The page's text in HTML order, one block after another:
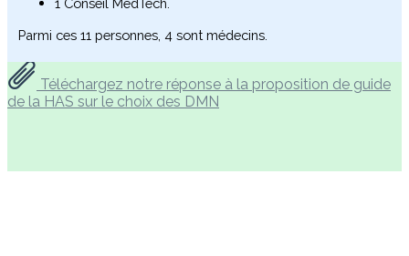
Parmi ces 11 personnes, 4 sont médecins.
Téléchargez notre réponse à la proposition de guide
de la HAS sur le choix des DMN